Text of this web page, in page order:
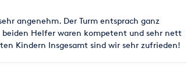
angenehm. Der Turm entsprach ganz
Helfer waren kompetent und sehr nett
Kindern Insgesamt sind wir sehr zufrieden!